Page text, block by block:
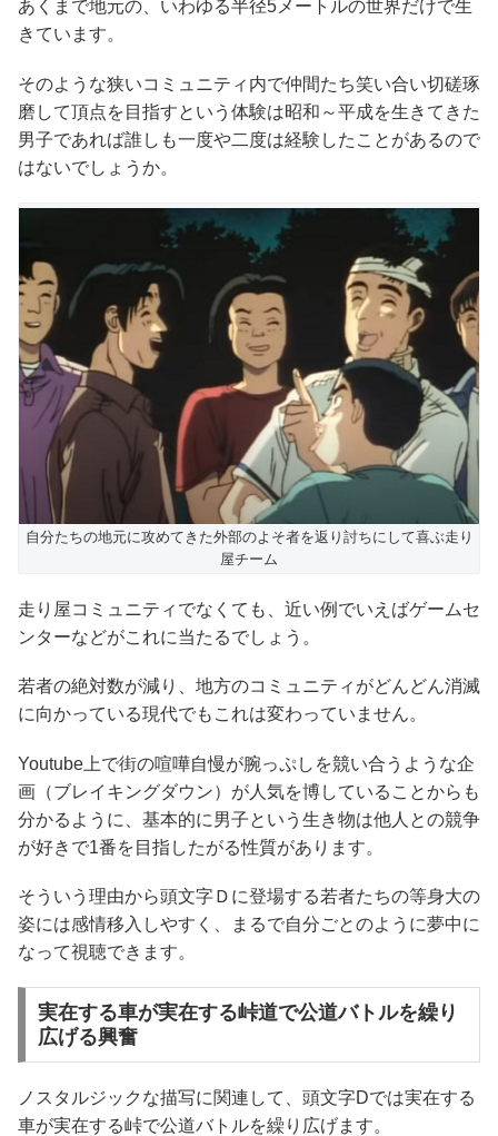
あくまで地元の、いわゆる半径5メートルの世界だけで生
きています。
そのような狭いコミュニティ内で仲間たち笑い合い切磋琢
磨して頂点を目指すという体験は昭和～平成を生きてきた
男子であれば誰しも一度や二度は経験したことがあるので
はないでしょうか。
自分たちの地元に攻めてきた外部のよそ者を返り討ちにして喜ぶ走り
屋チーム
走り屋コミュニティでなくても、近い例でいえばゲームセ
ンターなどがこれに当たるでしょう。
若者の絶対数が減り、地方のコミュニティがどんどん消滅
に向かっている現代でもこれは変わっていません。
Youtube上で街の喧嘩自慢が腕っぷしを競い合うような企
画（ブレイキングダウン）が人気を博していることからも
分かるように、基本的に男子という生き物は他人との競争
が好きで1番を目指したがる性質があります。
そういう理由から頭文字Ｄに登場する若者たちの等身大の
姿には感情移入しやすく、まるで自分ごとのように夢中に
なって視聴できます。
実在する車が実在する峠道で公道バトルを繰り
広げる興奮
ノスタルジックな描写に関連して、頭文字Dでは実在する
車が実在する峠で公道バトルを繰り広げます。